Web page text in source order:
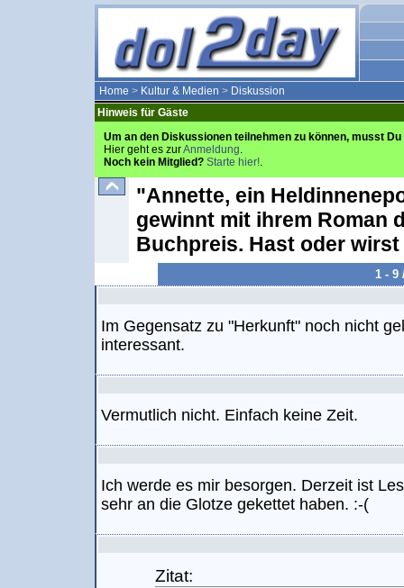
Home > Kultur & Medien > Diskussion
Hinweis für Gäste
Um an den Diskussionen teilnehmen zu können, musst
Hier geht es zurAnmeldung.
Noch kein Mitglied? Starte hier!.
"Annette, ein
gewinnt mit ihrem Roman
Buchpreis. Hast oder
1 - 9
Im Gegensatz zu "Herkunft" noch nicht
interessant.
Vermutlich nicht. Einfach keine Zeit.
Ich werde es mir besorgen. Derzeit ist
sehr an die Glotze gekettet haben. :-(
Zitat: